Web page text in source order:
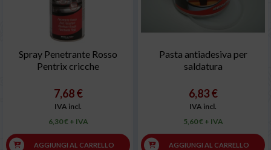
Spray Penetrante Rosso
Pentrix cricche
7,68 €
IVA incl.
6,30 € + IVA
AGGIUNGI AL CARRELLO
Pasta antiadesiva per
saldatura
6,83 €
IVA incl.
5,60 € + IVA
AGGIUNGI AL CARRELLO